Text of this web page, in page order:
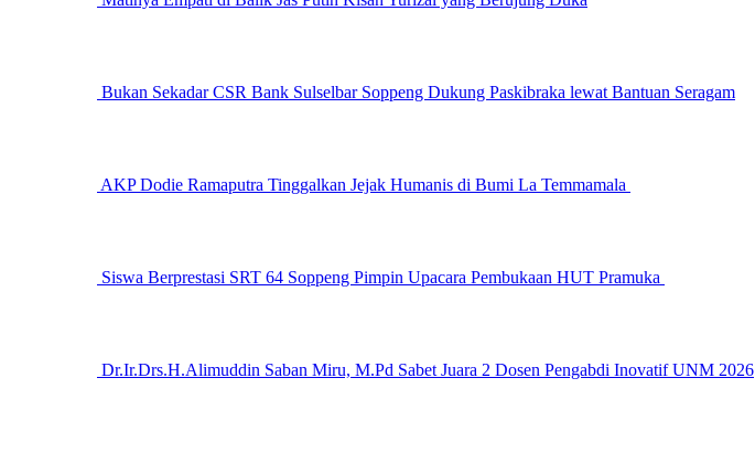
Bukan Sekadar CSR Bank Sulselbar Soppeng Dukung Paskibraka lewat Bantuan Seragam
AKP Dodie Ramaputra Tinggalkan Jejak Humanis di Bumi La Temmamala
Siswa Berprestasi SRT 64 Soppeng Pimpin Upacara Pembukaan HUT Pramuka
Dr.Ir.Drs.H.Alimuddin Saban Miru, M.Pd Sabet Juara 2 Dosen Pengabdi Inovatif UNM 2026